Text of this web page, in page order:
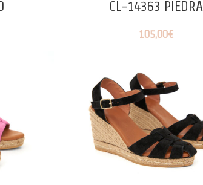
CL-14363 PIEDRA
105,00€